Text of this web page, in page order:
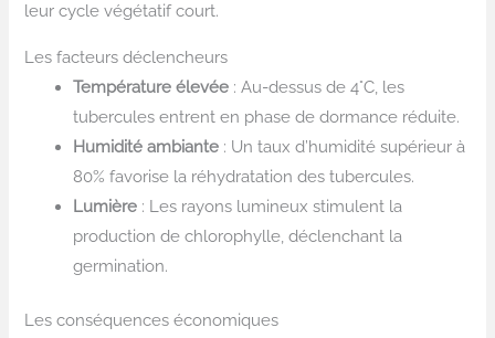
leur cycle végétatif court.
Les facteurs déclencheurs
Température élevée : Au-dessus de 4°C, les
tubercules entrent en phase de dormance réduite.
Humidité ambiante : Un taux d’humidité supérieur à
80% favorise la réhydratation des tubercules.
Lumière : Les rayons lumineux stimulent la
production de chlorophylle, déclenchant la
germination.
Les conséquences économiques